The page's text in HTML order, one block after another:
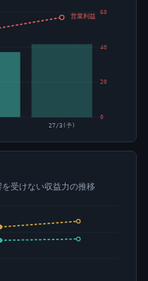
0
20
40
60
27/3(予)
営業利益
受けない収益力の推移